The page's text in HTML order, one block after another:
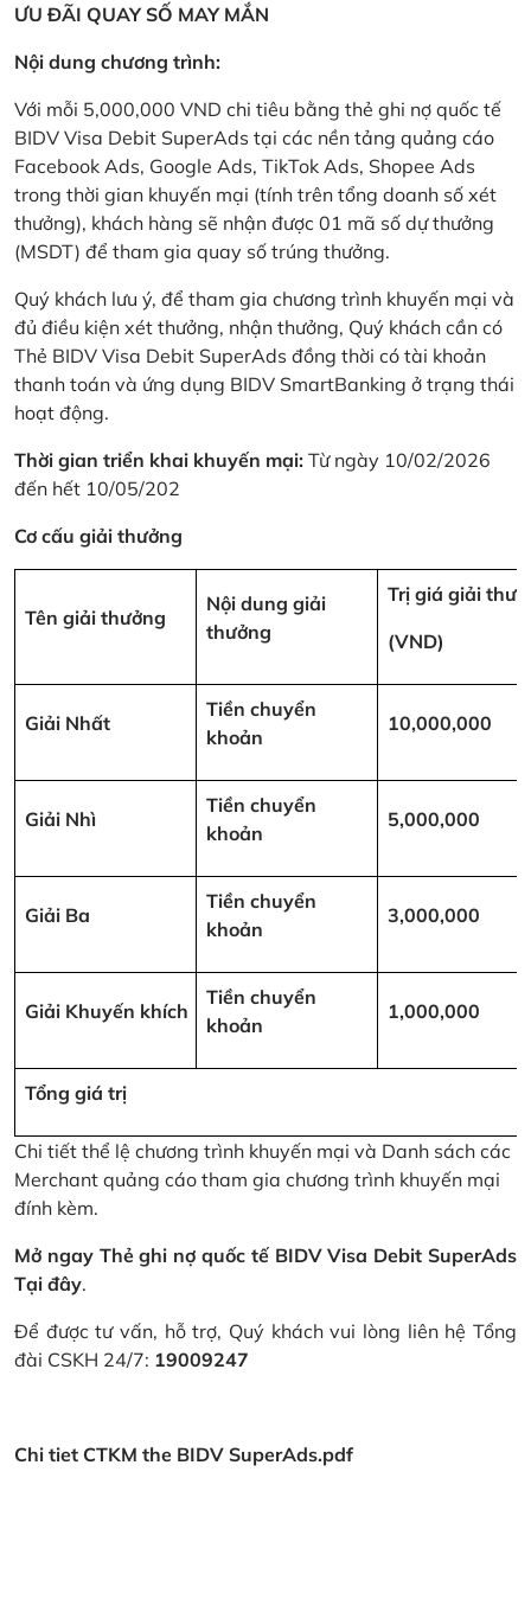
ƯU ĐÃI QUAY SỐ MAY MẮN
Nội dung chương trình:
Với mỗi 5,000,000 VND chi tiêu bằng thẻ ghi nợ quốc tế
BIDV Visa Debit SuperAds tại các nền tảng quảng cáo
Facebook Ads, Google Ads, TikTok Ads, Shopee Ads
trong thời gian khuyến mại (tính trên tổng doanh số xét
thưởng), khách hàng sẽ nhận được 01 mã số dự thưởng
(MSDT) để tham gia quay số trúng thưởng.
Quý khách lưu ý, để tham gia chương trình khuyến mại và
đủ điều kiện xét thưởng, nhận thưởng, Quý khách cần có
Thẻ BIDV Visa Debit SuperAds đồng thời có tài khoản
thanh toán và ứng dụng BIDV SmartBanking ở trạng thái
hoạt động.
Thời gian triển khai khuyến mại: Từ ngày 10/02/2026
đến hết 10/05/202
Cơ cấu giải thưởng
Tên giải thưởng
Nội dung giải
thưởng
Trị giá giải
(VND)
Giải Nhất
Tiền chuyển
khoản
10,000,000
Giải Nhì
Tiền chuyển
khoản
5,000,000
Giải Ba
Tiền chuyển
khoản
3,000,000
Giải Khuyến khích
Tiền chuyển
khoản
1,000,000
Tổng giá trị
Chi tiết thể lệ chương trình khuyến mại và Danh sách các
Merchant quảng cáo tham gia chương trình khuyến mại
đính kèm.
Mở ngay Thẻ ghi nợ quốc tế BIDV Visa Debit SuperAds
Tại đây.
Để được tư vấn, hỗ trợ, Quý khách vui lòng liên hệ Tổng
đài CSKH 24/7: 19009247
Chi tiet CTKM the BIDV SuperAds.pdf